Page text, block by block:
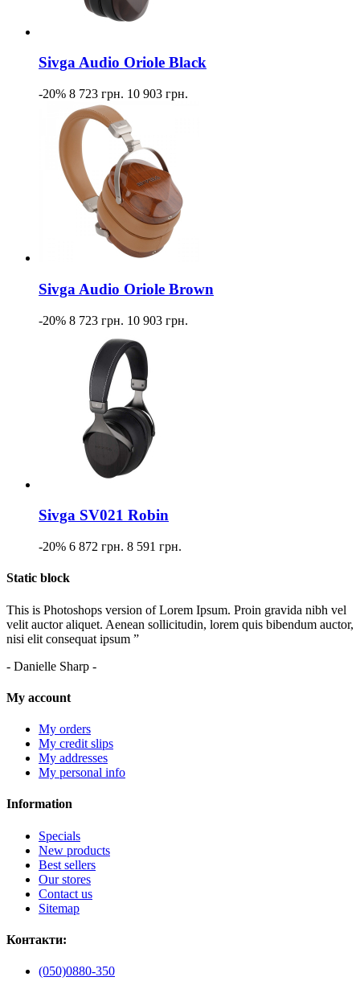
Sivga Audio Oriole Black
-20% 8 723 грн. 10 903 грн.
Sivga Audio Oriole Brown
-20% 8 723 грн. 10 903 грн.
Sivga SV021 Robin
-20% 6 872 грн. 8 591 грн.
Static block
This is Photoshops version of Lorem Ipsum. Proin gravida nibh vel
velit auctor aliquet. Aenean sollicitudin, lorem quis bibendum auctor,
nisi elit consequat ipsum ”
- Danielle Sharp -
My account
My orders
My credit slips
My addresses
My personal info
Information
Specials
New products
Best sellers
Our stores
Contact us
Sitemap
Контакти:
(050)0880-350